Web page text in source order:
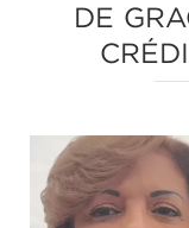
DE